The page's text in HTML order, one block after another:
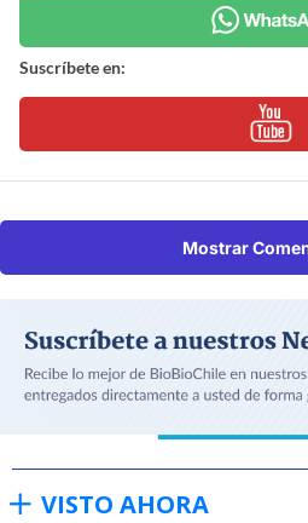
Suscríbete en:
Mostrar
VISTO AHORA